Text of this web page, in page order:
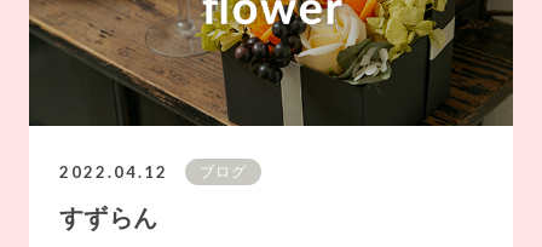
2022.04.12 ブログ
すずらん